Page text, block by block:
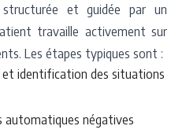
et guidée par un
travaille activement sur
Les étapes typiques sont :
identification des situations
automatiques négatives